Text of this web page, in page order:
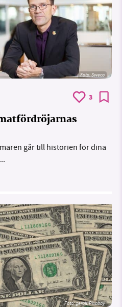
Foto: Sweco
3
går till historien för dina
Foto:geralt/Pixabay